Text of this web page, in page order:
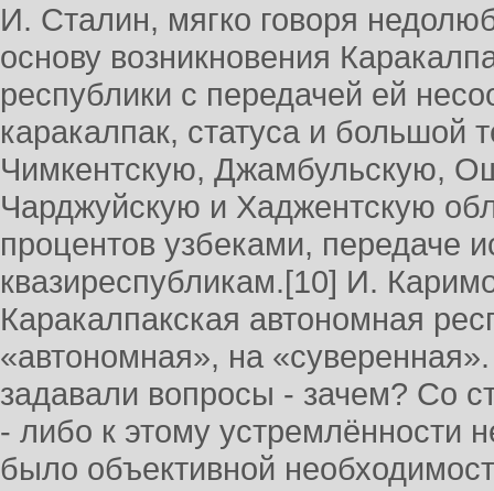
И. Сталин, мягко говоря
основу возникновения
республики с передачей ей
каракалпак, статуса и большой
Чимкентскую, Джамбульскую,
Чарджуйскую и Хаджентскую
процентов узбеками, передаче
квазиреспубликам.[10] И.
Каракалпакская автономная
«автономная», на
задавали вопросы - зачем? Со
- либо к этому устремлённости
было объективной